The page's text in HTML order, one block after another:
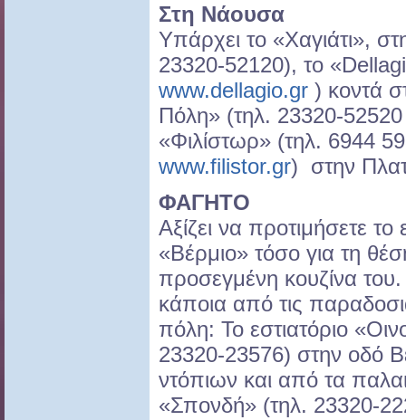
Στη Νάουσα
Υπάρχει το «Χαγιάτι»,
23320-52120), το
www.dellagio.gr ) κοντά
Πόλη» (τηλ. 23320-
«Φιλίστωρ» (τηλ. 6944
www.filistor.gr) στην
ΦΑΓΗΤΟ
Αξίζει να προτιμήσετε το
«Βέρμιο» τόσο για τη
προσεγμένη κουζίνα του.
κάποια από τις
πόλη: Το εστιατόριο
23320-23576) στην οδό
ντόπιων και από τα
«Σπονδή» (τηλ. 23320-